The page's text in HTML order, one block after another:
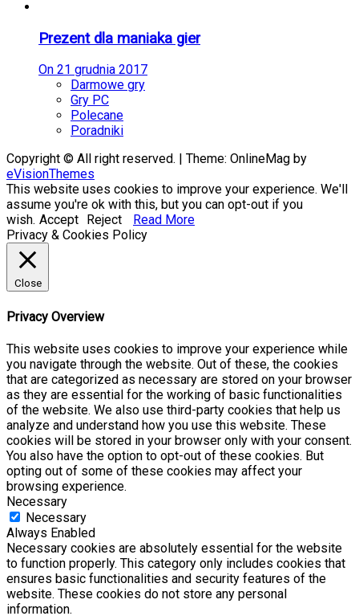
Prezent dla maniaka gier
On 21 grudnia 2017
Darmowe gry
Gry PC
Polecane
Poradniki
Copyright © All right reserved.
Theme: OnlineMag by
eVisionThemes
This website uses cookies to improve your experience. We'll
assume you're ok with this, but you can opt-out if you
wish. Accept Reject
Read More
Privacy & Cookies Policy
Close
Privacy Overview
This website uses cookies to improve your experience while
you navigate through the website. Out of these, the cookies
that are categorized as necessary are stored on your browser
as they are essential for the working of basic functionalities
of the website. We also use third-party cookies that help us
analyze and understand how you use this website. These
cookies will be stored in your browser only with your consent.
You also have the option to opt-out of these cookies. But
opting out of some of these cookies may affect your
browsing experience.
Necessary
Necessary
Always Enabled
Necessary cookies are absolutely essential for the website
to function properly. This category only includes cookies that
ensures basic functionalities and security features of the
website. These cookies do not store any personal
information.